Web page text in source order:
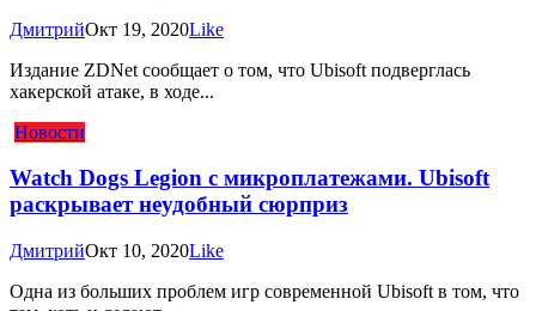
ДмитрийОкт 19, 2020Like
Издание ZDNet сообщает о том, что Ubisoft подверглась
хакерской атаке, в ходе...
Новости
Watch Dogs Legion с микроплатежами. Ubisoft
раскрывает неудобный сюрприз
ДмитрийОкт 10, 2020Like
Одна из больших проблем игр современной Ubisoft в том, что